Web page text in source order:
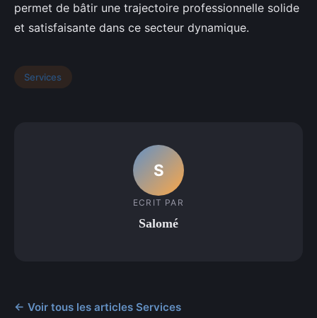
permet de bâtir une trajectoire professionnelle solide
et satisfaisante dans ce secteur dynamique.
Services
S
ECRIT PAR
Salomé
← Voir tous les articles Services